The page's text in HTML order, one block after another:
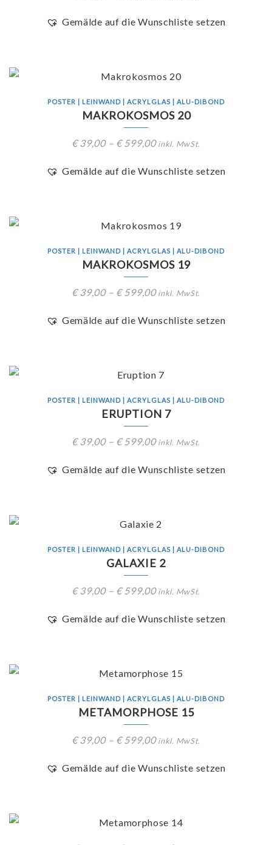
Gemälde auf die Wunschliste setzen
POSTER | LEINWAND | ACRYLGLAS | ALU-DIBOND
MAKROKOSMOS 20
€39,00– €599,00 inkl. MwSt.
Gemälde auf die Wunschliste setzen
POSTER | LEINWAND | ACRYLGLAS | ALU-DIBOND
MAKROKOSMOS 19
€39,00– €599,00 inkl. MwSt.
Gemälde auf die Wunschliste setzen
POSTER | LEINWAND | ACRYLGLAS | ALU-DIBOND
ERUPTION 7
€39,00– €599,00 inkl. MwSt.
Gemälde auf die Wunschliste setzen
POSTER | LEINWAND | ACRYLGLAS | ALU-DIBOND
GALAXIE 2
€39,00– €599,00 inkl. MwSt.
Gemälde auf die Wunschliste setzen
POSTER | LEINWAND | ACRYLGLAS | ALU-DIBOND
METAMORPHOSE 15
€39,00– €599,00 inkl. MwSt.
Gemälde auf die Wunschliste setzen